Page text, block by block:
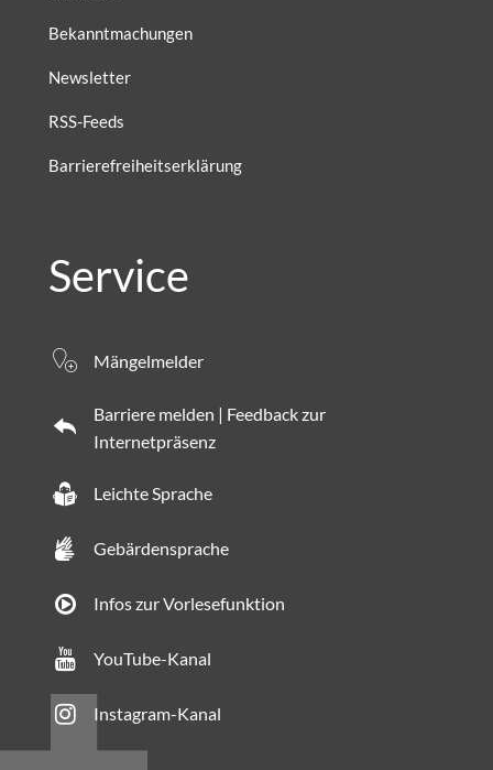
Bekanntmachungen
Newsletter
RSS-Feeds
Barrierefreiheitserklärung
Service
Mängelmelder
Barriere melden | Feedback zur
Internetpräsenz
Leichte Sprache
Gebärdensprache
Infos zur Vorlesefunktion
YouTube-Kanal
Instagram-Kanal